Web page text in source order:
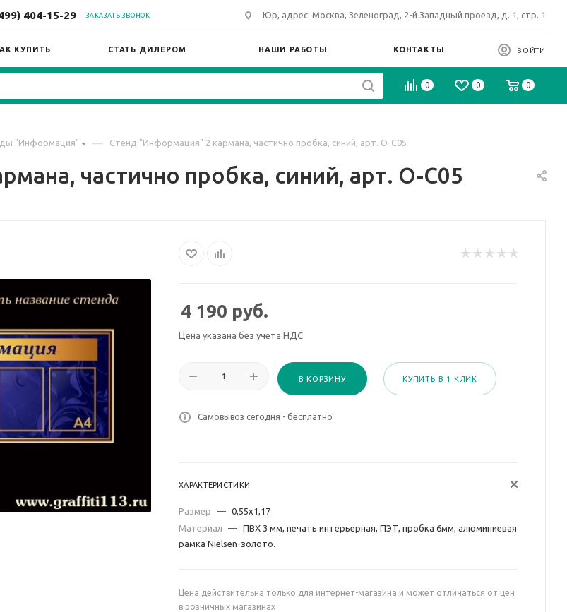
404-15-29 ЗАКАЗАТЬ ЗВОНОК Юр, адрес: Москва, Зеленоград, 2-й Западный проезд, д. 1, стр. 1
КУПИТЬ СТАТЬ ДИЛЕРОМ НАШИ РАБОТЫ КОНТАКТЫ ВОЙТИ
0 0 0
"Информация" — Стенд "Информация" 2 кармана, частично пробка, синий, арт. О-С05
частично пробка, синий, арт. О-С05
4 190 руб.
Цена указана без учета НДС
В КОРЗИНУ КУПИТЬ В 1 КЛИК
Самовывоз сегодня - бесплатно
ХАРАКТЕРИСТИКИ
Размер — 0,55х1,17
Материал
— ПВХ 3 мм, печать интерьерная, ПЭТ, пробка 6мм, алюминиевая
рамка Nielsen-золото.
Цена действительна только для интернет-магазина и может отличаться от цен
в розничных магазинах